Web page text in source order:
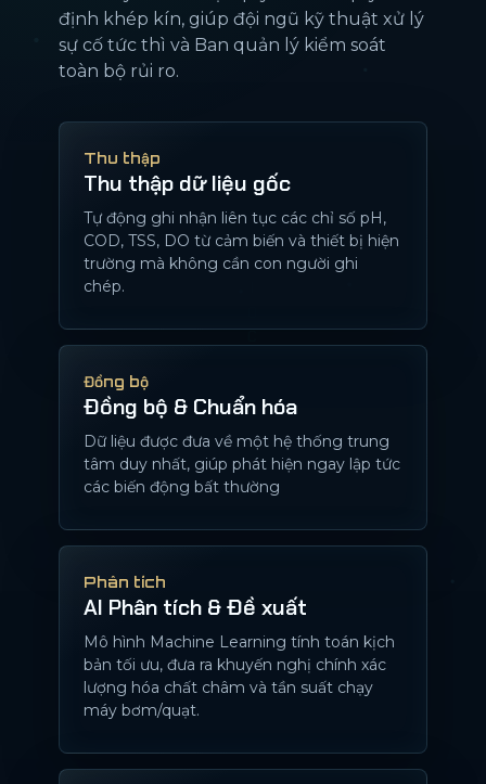
định khép kín, giúp đội ngũ kỹ thuật xử lý
sự cố tức thì và Ban quản lý kiểm soát
toàn bộ rủi ro.
Thu thập
Thu thập dữ liệu gốc
Tự động ghi nhận liên tục các chỉ số pH,
COD, TSS, DO từ cảm biến và thiết bị hiện
trường mà không cần con người ghi
chép.
Đồng bộ
Đồng bộ & Chuẩn hóa
Dữ liệu được đưa về một hệ thống trung
tâm duy nhất, giúp phát hiện ngay lập tức
các biến động bất thường
Phân tích
AI Phân tích & Đề xuất
Mô hình Machine Learning tính toán kịch
bản tối ưu, đưa ra khuyến nghị chính xác
lượng hóa chất châm và tần suất chạy
máy bơm/quạt.